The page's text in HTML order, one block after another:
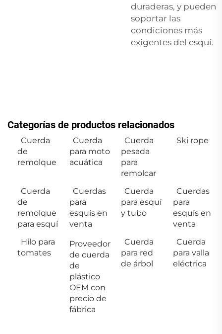
duraderas, y pueden
soportar las
condiciones más
exigentes del esquí.
Categorías de productos relacionados
Cuerda
de
remolque
Cuerda
para moto
acuática
Cuerda
pesada
para
remolcar
Ski rope
Cuerda
de
remolque
para esquí
Cuerdas
para
esquís en
venta
Cuerda
para esquí
y tubo
Cuerdas
para
esquís en
venta
Hilo para
tomates
Proveedor
de cuerda
de
plástico
OEM con
precio de
fábrica
Cuerda
para red
de árbol
Cuerda
para valla
eléctrica